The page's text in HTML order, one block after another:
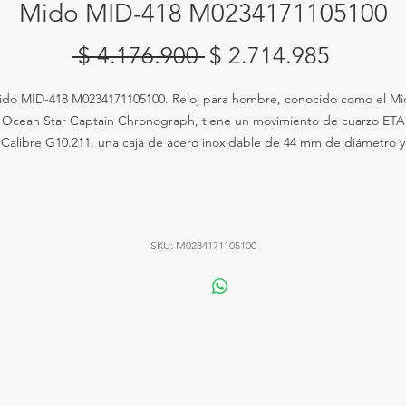
Mido MID-418 M0234171105100
$ 4.176.900 Precio
$ 2.714.985
oferta
MID-418 M0234171105100. Reloj para hombre, conocido como el
Ocean Star Captain Chronograph, tiene un movimiento de cuarzo ETA
Calibre G10.211, una caja de acero inoxidable de 44 mm de diámetro y
SKU: M0234171105100